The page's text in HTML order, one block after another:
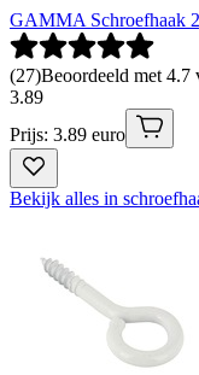
GAMMA Schroefhaak
(27)Beoordeeld met 4.7
3.89
Prijs: 3.89 euro
Bekijk alles in